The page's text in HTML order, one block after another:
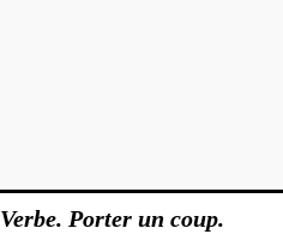
Verbe. Porter un coup.